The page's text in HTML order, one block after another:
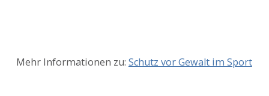
Mehr Informationen zu: Schutz vor Gewalt im Sport